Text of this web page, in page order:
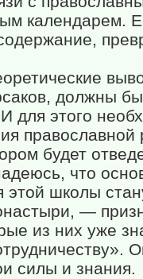
календарем.
должны
для этого
православной
будет
что
этой школы
—
из них уже
силы и знания.